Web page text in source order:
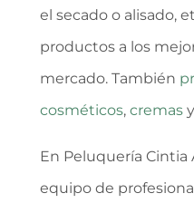
el secado o alisado,
productos a los
mercado. También
cosméticos, cremas y
En Peluquería Cintia
equipo de